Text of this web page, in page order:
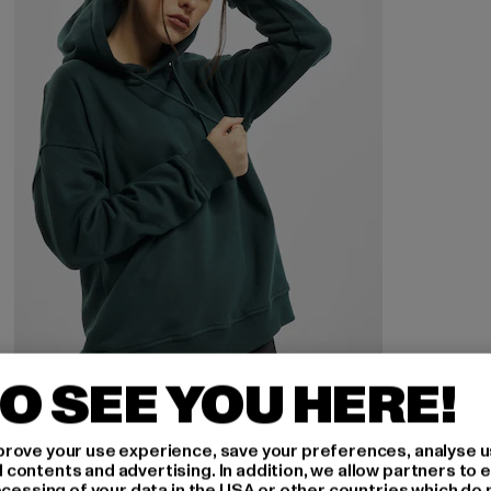
URBAN CLASSICS
Ladies
26,99 EUR
Derzeitiger Preis: 26,99 EUR
29,99 EURAktionspreis: 29,99 EUR
SEE YOU HERE!
your use experience, save your preferences, analyse
and advertising. In addition, we allow partners to